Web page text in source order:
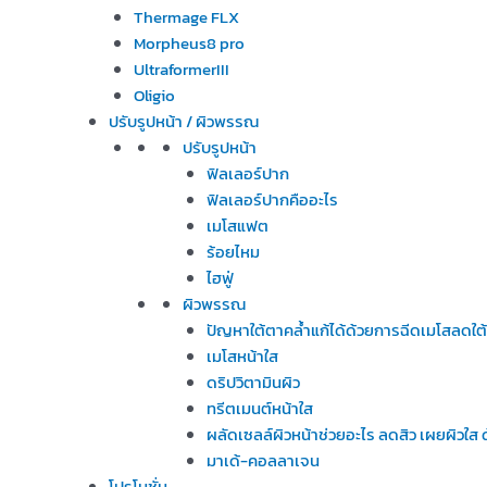
Thermage FLX
Morpheus8 pro
UltraformerIII
Oligio
ปรับรูปหน้า / ผิวพรรณ
ปรับรูปหน้า
ฟิลเลอร์ปาก
ฟิลเลอร์ปากคืออะไร
เมโสแฟต
ร้อยไหม
ไฮฟู่
ผิวพรรณ
ปัญหาใต้ตาคล้ำแก้ได้ด้วยการฉีดเมโสลดใ
เมโสหน้าใส
ดริปวิตามินผิว
ทรีตเมนต์หน้าใส
ผลัดเซลล์ผิวหน้าช่วยอะไร ลดสิว เผยผิวใ
มาเด้-คอลลาเจน